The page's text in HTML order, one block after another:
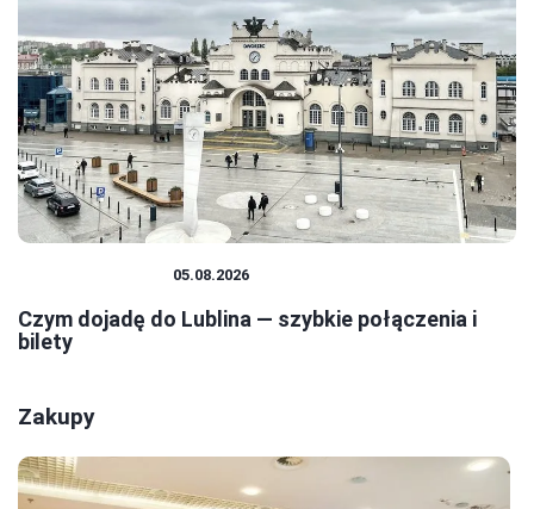
05.08.2026
Czym dojadę do Lublina — szybkie połączenia i
bilety
Zakupy